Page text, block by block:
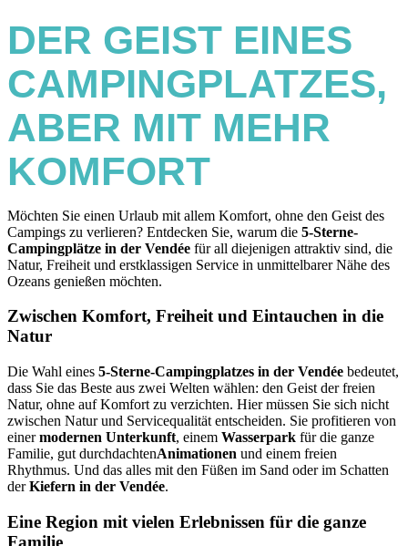
DER GEIST EINES
CAMPINGPLATZES,
ABER MIT MEHR
KOMFORT
Möchten Sie einen Urlaub mit allem Komfort, ohne den Geist des
Campings zu verlieren? Entdecken Sie, warum die 5-Sterne-
Campingplätze in der Vendée für all diejenigen attraktiv sind, die
Natur, Freiheit und erstklassigen Service in unmittelbarer Nähe des
Ozeans genießen möchten.
Zwischen Komfort, Freiheit und Eintauchen in die
Natur
Die Wahl eines 5-Sterne-Campingplatzes in der Vendée bedeutet,
dass Sie das Beste aus zwei Welten wählen: den Geist der freien
Natur, ohne auf Komfort zu verzichten. Hier müssen Sie sich nicht
zwischen Natur und Servicequalität entscheiden. Sie profitieren von
einermodernen Unterkunft, einem Wasserpark für die ganze
Familie, gut durchdachtenAnimationen und einem freien
Rhythmus. Und das alles mit den Füßen im Sand oder im Schatten
derKiefern in der Vendée.
Eine Region mit vielen Erlebnissen für die ganze
Familie